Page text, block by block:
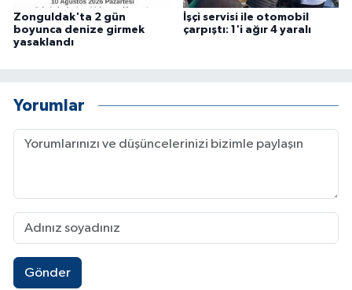
Zonguldak'ta 2 gün
boyunca denize girmek
yasaklandı
İşçi servisi ile otomobil
çarpıştı: 1'i ağır 4 yaralı
Yorumlar
Gönder